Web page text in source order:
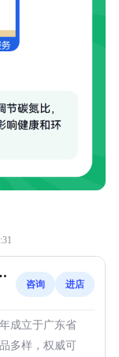
咨询 进店
成立于广东省
多样，权威可